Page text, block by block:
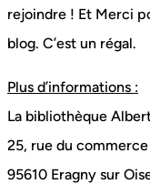
rejoindre ! Et Merci
blog. C’est un régal.
Plus d’informations :
La bibliothèque
25, rue du commerce
95610 Eragny sur